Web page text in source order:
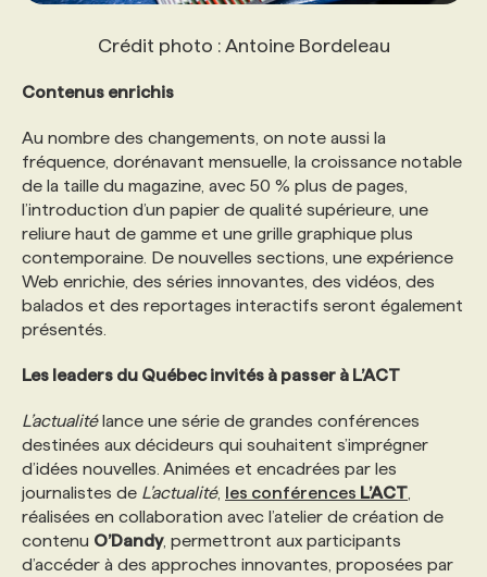
Crédit photo : Antoine Bordeleau
Contenus enrichis
Au nombre des changements, on note aussi la
fréquence, dorénavant mensuelle, la croissance notable
de la taille du magazine, avec 50 % plus de pages,
l’introduction d’un papier de qualité supérieure, une
reliure haut de gamme et une grille graphique plus
contemporaine. De nouvelles sections, une expérience
Web enrichie, des séries innovantes, des vidéos, des
balados et des reportages interactifs seront également
présentés.
Les leaders du Québec invités à passer à L’ACT
L’actualitélance une série de grandes conférences
destinées aux décideurs qui souhaitent s’imprégner
d’idées nouvelles. Animées et encadrées par les
journalistes de L’actualité, les conférences L’ACT
réalisées en collaboration avec l’atelier de création de
contenu O’Dandy, permettront aux participants
d’accéder à des approches innovantes, proposées par